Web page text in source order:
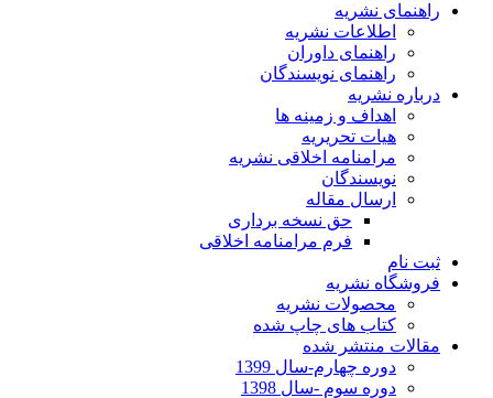
راهنمای نشریه
اطلاعات نشریه
راهنمای داوران
راهنمای نویسندگان
درباره نشریه
اهداف و زمینه ها
هیات تحریریه
مرامنامه اخلاقی نشریه
نویسندگان
ارسال مقاله
حق نسخه برداری
فرم مرامنامه اخلاقی
ثبت نام
فروشگاه نشریه
محصولات نشریه
کتاب های چاپ شده
مقالات منتشر شده
دوره چهارم-سال 1399
دوره سوم -سال 1398